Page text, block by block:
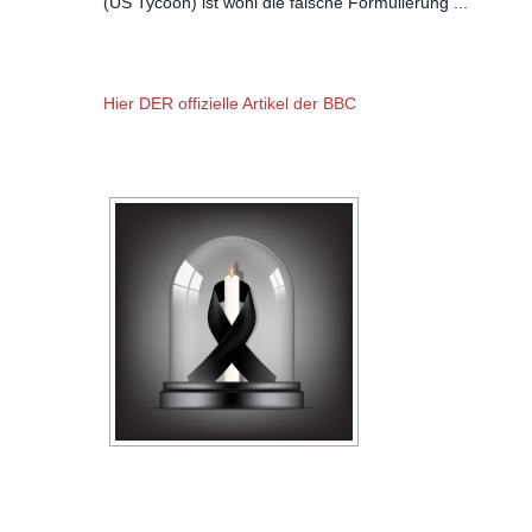
Hier DER offizielle Artikel der BBC